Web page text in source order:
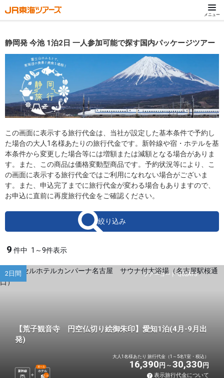
メニュー
静岡発 今池 1泊2日 一人参加可能で探す国内パッケージツアー
この画面に表示する旅行代金は、当社が設定した基本条件で予約し
た場合の大人1名様あたりの旅行代金です。新幹線や宿・ホテルを基
本条件から変更した場合等には増額または減額となる場合がありま
す。また、この商品は価格変動型商品です。予約状況等により、こ
の画面に表示する旅行代金ではご利用になれない場合がございま
す。また、申込完了までに旅行代金が変わる場合もありますので、
お申込に直前に再度旅行代金をご確認ください。
絞り込み
9 件中 1～9件表示
ツアーコード Q02AT3
2日間
【荒子観音寺 円空仏切り絵御朱印】愛知1泊(4月-9月出
発)
新幹線 ホテル
選べる
1 泊
大人1名様あたり 旅行代金（1～5名1室・税込）
16,390 円 30,330 円
表示旅行代金について